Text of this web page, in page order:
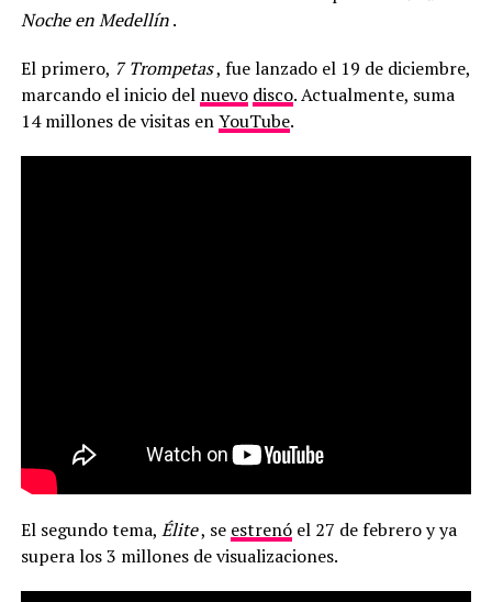
Noche en Medellín.
El primero, 7 Trompetas, fue lanzado el 19 de diciembre,
marcando el inicio del nuevo disco. Actualmente, suma
14 millones de visitas enYouTube.
El segundo tema, Élite, se estrenóel 27 de febrero y ya
supera los 3 millones de visualizaciones.